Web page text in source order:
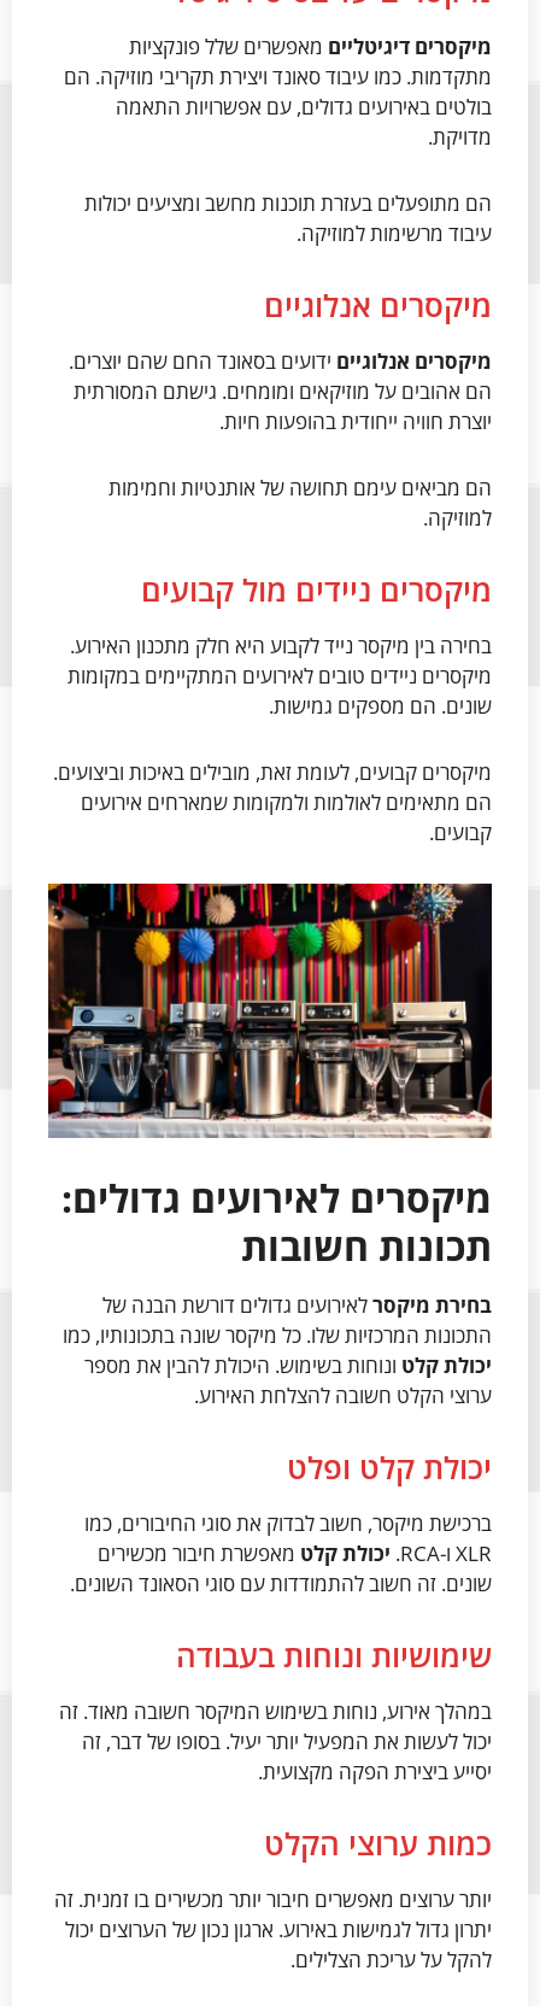
מיקסרים דיגיטליים מאפשרים שלל פונקציות
מתקדמות. כמו עיבוד סאונד ויצירת תקריבי מוזיקה. הם
בולטים באירועים גדולים, עם אפשרויות התאמה
מדויקת.
הם מתופעלים בעזרת תוכנות מחשב ומציעים יכולות
עיבוד מרשימות למוזיקה.
מיקסרים אנלוגיים
מיקסרים אנלוגיים ידועים בסאונד החם שהם יוצרים.
הם אהובים על מוזיקאים ומומחים. גישתם המסורתית
יוצרת חוויה ייחודית בהופעות חיות.
הם מביאים עימם תחושה של אותנטיות וחמימות
למוזיקה.
מיקסרים ניידים מול קבועים
בחירה בין מיקסר נייד לקבוע היא חלק מתכנון האירוע.
מיקסרים ניידים טובים לאירועים המתקיימים במקומות
שונים. הם מספקים גמישות.
מיקסרים קבועים, לעומת זאת, מובילים באיכות וביצועים.
הם מתאימים לאולמות ולמקומות שמארחים אירועים
קבועים.
מיקסרים לאירועים גדולים:
תכונות חשובות
בחירת מיקסרלאירועים גדולים דורשת הבנה של
התכונות המרכזיות שלו. כל מיקסר שונה בתכונותיו, כמו
יכולת קלט ונוחות בשימוש. היכולת להבין את מספר
ערוצי הקלט חשובה להצלחת האירוע.
יכולת קלט ופלט
ברכישת מיקסר, חשוב לבדוק את סוגי החיבורים, כמו
XLR ו-RCA.
יכולת קלט מאפשרת חיבור מכשירים
שונים. זה חשוב להתמודדות עם סוגי הסאונד השונים.
שימושיות ונוחות בעבודה
במהלך אירוע, נוחות בשימוש המיקסר חשובה מאוד. זה
יכול לעשות את המפעיל יותר יעיל. בסופו של דבר, זה
יסייע ביצירת הפקה מקצועית.
כמות ערוצי הקלט
יותר ערוצים מאפשרים חיבור יותר מכשירים בו זמנית. זה
יתרון גדול לגמישות באירוע. ארגון נכון של הערוצים יכול
להקל על עריכת הצלילים.